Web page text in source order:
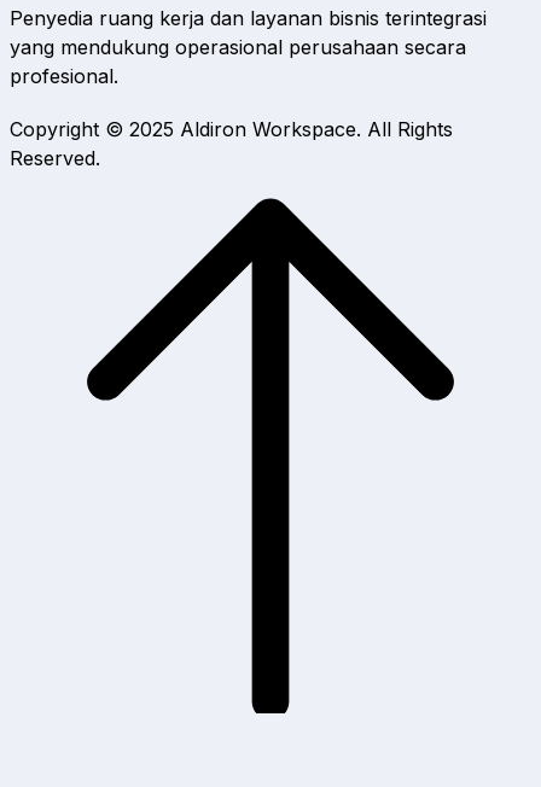
Penyedia ruang kerja dan layanan bisnis terintegrasi
yang mendukung operasional perusahaan secara
profesional.
Copyright © 2025 Aldiron Workspace. All Rights
Reserved.